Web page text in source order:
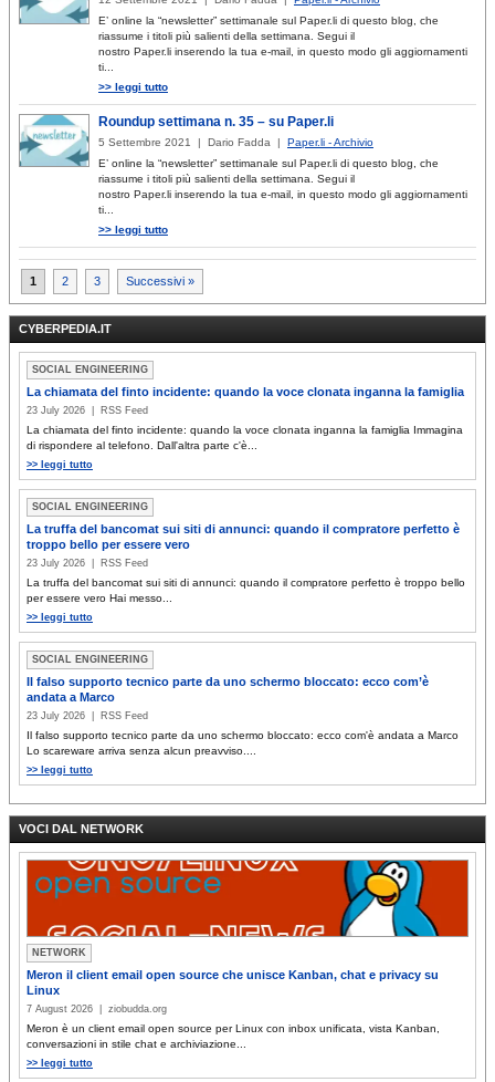
E’ online la “newsletter” settimanale sul Paper.li di questo blog, che
riassume i titoli più salienti della settimana. Segui il
nostro Paper.li inserendo la tua e-mail, in questo modo gli aggiornamenti
ti...
>> leggi tutto
Roundup settimana n. 35 – su Paper.li
5 Settembre 2021 | Dario Fadda | Paper.li - Archivio
E’ online la “newsletter” settimanale sul Paper.li di questo blog, che
riassume i titoli più salienti della settimana. Segui il
nostro Paper.li inserendo la tua e-mail, in questo modo gli aggiornamenti
ti...
>> leggi tutto
Paginazione
degli
articoli
1 2 3 Successivi »
CYBERPEDIA.IT
SOCIAL ENGINEERING
La chiamata del finto incidente: quando la voce clonata inganna la famiglia
23 July 2026 | RSS Feed
La chiamata del finto incidente: quando la voce clonata inganna la famiglia Immagina
di rispondere al telefono. Dall'altra parte c'è...
>> leggi tutto
SOCIAL ENGINEERING
La truffa del bancomat sui siti di annunci: quando il compratore perfetto è
troppo bello per essere vero
23 July 2026 | RSS Feed
La truffa del bancomat sui siti di annunci: quando il compratore perfetto è troppo bello
per essere vero Hai messo...
>> leggi tutto
SOCIAL ENGINEERING
Il falso supporto tecnico parte da uno schermo bloccato: ecco com’è
andata a Marco
23 July 2026 | RSS Feed
Il falso supporto tecnico parte da uno schermo bloccato: ecco com'è andata a Marco
Lo scareware arriva senza alcun preavviso....
>> leggi tutto
VOCI DAL NETWORK
NETWORK
Meron il client email open source che unisce Kanban, chat e privacy su
Linux
7 August 2026 | ziobudda.org
Meron è un client email open source per Linux con inbox unificata, vista Kanban,
conversazioni in stile chat e archiviazione...
>> leggi tutto